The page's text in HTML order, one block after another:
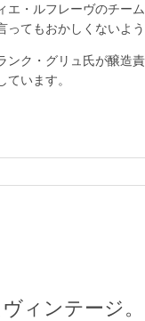
・ルフレーヴのチーム
てもおかしくないよ
ク・グリュ氏が醸造
います。
ィンテージ。